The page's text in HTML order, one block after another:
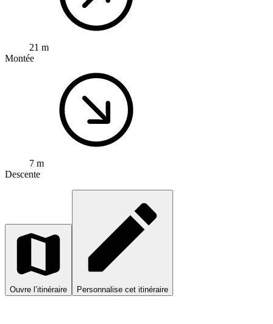
21 m
Montée
7 m
Descente
Ouvre l’itinéraire Personnalise cet itinéraire